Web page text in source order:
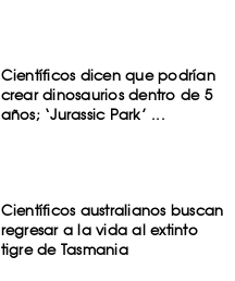
Científicos dicen que podrían
crear dinosaurios dentro de 5
años; ‘Jurassic Park’ ...
Científicos australianos buscan
regresar a la vida al extinto
tigre de Tasmania